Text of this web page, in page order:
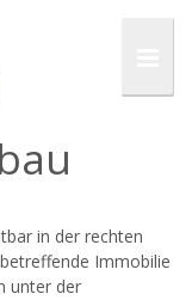
in der rechten
Immobilie
unter der